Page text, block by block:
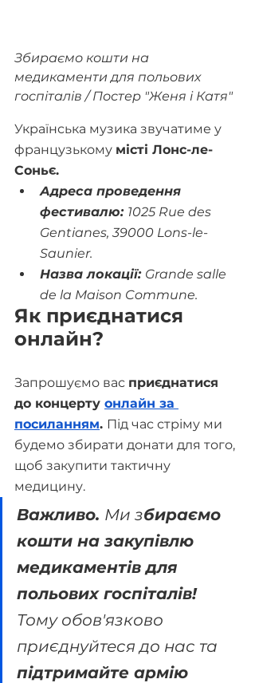
Збираємо кошти на
медикаменти для польових
госпіталів / Постер "Женя і Катя"
Українська музика звучатиме у
французькому місті Лонс-ле-
Соньє.
Адреса проведення
фестивалю: 1025 Rue des
Gentianes, 39000 Lons-le-
Saunier.
Назва локації: Grande salle
de la Maison Commune.
Як приєднатися
онлайн?
Запрошуємо вас приєднатися
до концерту онлайн за
посиланням. Під час стріму ми
будемо збирати донати для того,
щоб закупити тактичну
медицину.
Важливо. Ми збираємо
кошти на закупівлю
медикаментів для
польових госпіталів!
Тому обов'язково
приєднуйтеся до нас та
підтримайте армію